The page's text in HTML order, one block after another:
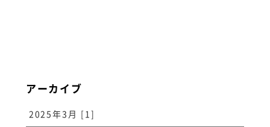
アーカイブ
2025年3月 [1]